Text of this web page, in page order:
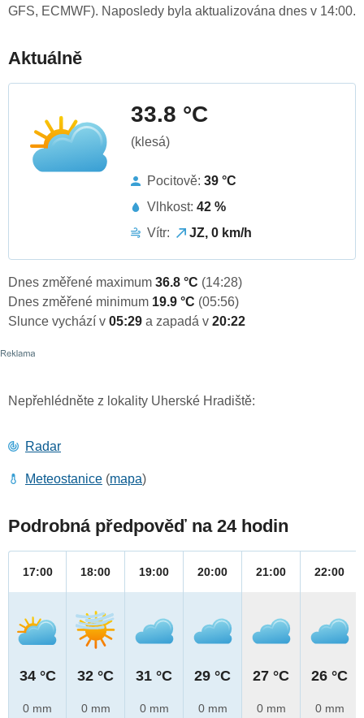
GFS, ECMWF). Naposledy byla aktualizována dnes v 14:00.
Aktuálně
33.8 °C
(klesá)
Pocitově: 39 °C
Vlhkost: 42 %
Vítr:
JZ, 0 km/h
Dnes změřené maximum 36.8 °C (14:28)
Dnes změřené minimum 19.9 °C (05:56)
Slunce vychází v 05:29 a zapadá v 20:22
Nepřehlédněte z lokality Uherské Hradiště:
Radar
Meteostanice (mapa)
Podrobná předpověď na 24 hodin
17:00
34 °C
0 mm
18:00
32 °C
0 mm
19:00
31 °C
0 mm
20:00
29 °C
0 mm
21:00
27 °C
0 mm
22:00
26 °C
0 mm